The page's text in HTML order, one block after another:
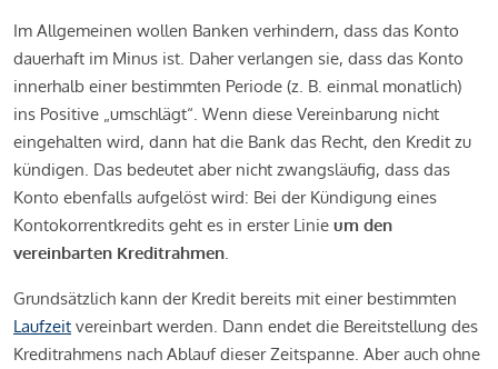
Im Allgemeinen wollen Banken verhindern, dass das Konto
dauerhaft im Minus ist. Daher verlangen sie, dass das Konto
innerhalb einer bestimmten Periode (z. B. einmal monatlich)
ins Positive „umschlägt“. Wenn diese Vereinbarung nicht
eingehalten wird, dann hat die Bank das Recht, den Kredit zu
kündigen. Das bedeutet aber nicht zwangsläufig, dass das
Konto ebenfalls aufgelöst wird: Bei der Kündigung eines
Kontokorrentkredits geht es in erster Linie um den
vereinbarten Kreditrahmen
Grundsätzlich kann der Kredit bereits mit einer bestimmten
Laufzeit vereinbart werden. Dann endet die Bereitstellung des
Kreditrahmens nach Ablauf dieser Zeitspanne. Aber auch ohne